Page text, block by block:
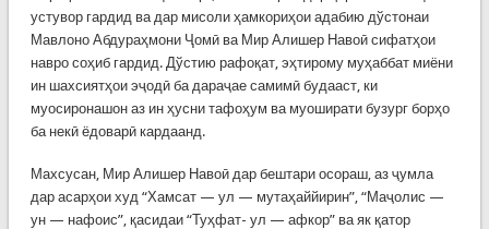
устувор гардид ва дар мисоли ҳамкориҳои адабию дўстонаи
Мавлоно Абдураҳмони Ҷомӣ ва Мир Алишер Навоӣ сифатҳои
навро соҳиб гардид. Дўстию рафоқат, эҳтирому муҳаббат миёни
ин шахсиятҳои эҷодӣ ба дараҷае самимӣ будааст, ки
муосиронашон аз ин ҳусни тафоҳум ва муоширати бузург борҳо
ба некӣ ёдоварӣ кардаанд.
Махсусан, Мир Алишер Навоӣ дар бештари осораш, аз ҷумла
дар асарҳои худ “Хамсат — ул — мутаҳаййирин”, “Маҷолис —
ун — нафоис”, қасидаи “Туҳфат- ул — афкор” ва як қатор